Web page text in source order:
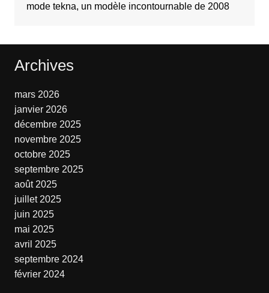
mode tekna, un modèle incontournable de 2008
Archives
mars 2026
janvier 2026
décembre 2025
novembre 2025
octobre 2025
septembre 2025
août 2025
juillet 2025
juin 2025
mai 2025
avril 2025
septembre 2024
février 2024